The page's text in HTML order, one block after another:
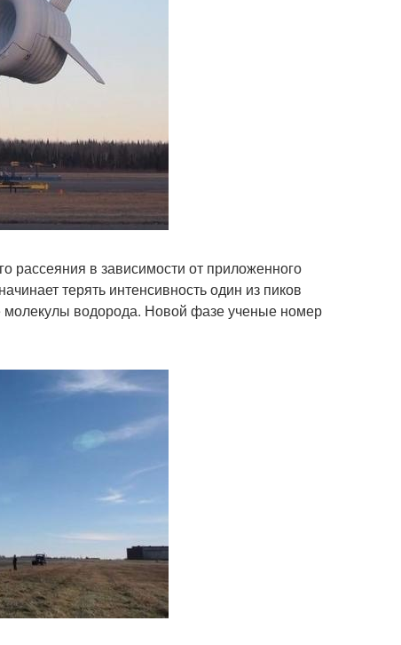
рассеяния в зависимости от приложенного
терять интенсивность один из пиков
молекулы водорода. Новой фазе ученые номер